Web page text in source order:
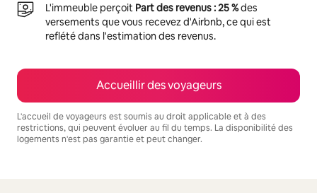
L'immeuble perçoit Part des revenus : 25 %des
versements que vous recevez d'Airbnb, ce qui est
reflété dans l'estimation des revenus.
Accueillir des voyageurs
L'accueil de voyageurs est soumis au droit applicable et à des
restrictions, qui peuvent évoluer au fil du temps. La disponibilité des
logements n'est pas garantie et peut changer.